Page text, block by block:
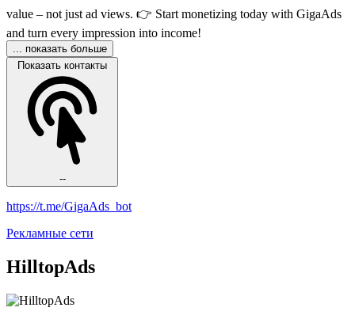
value – not just ad views. 👉 Start monetizing today with GigaAds
and turn every impression into income!
... показать больше
Показать контакты
--
https://t.me/GigaAds_bot
Рекламные сети
HilltopAds